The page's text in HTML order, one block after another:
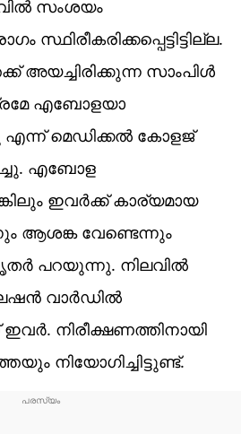
സംശയം
അയച്ചിരിക്കുന്ന സാംപിൾ
എബോളയാ
എന്ന് മെഡിക്കൽ കോളജ്
എബോള
ഇവർക്ക് കാര്യമായ
ആശങ്ക വേണ്ടെന്നും
പറയുന്നു. നിലവിൽ
വാർഡിൽ
നിരീക്ഷണത്തിനായി
നിയോഗിച്ചിട്ടുണ്ട്.